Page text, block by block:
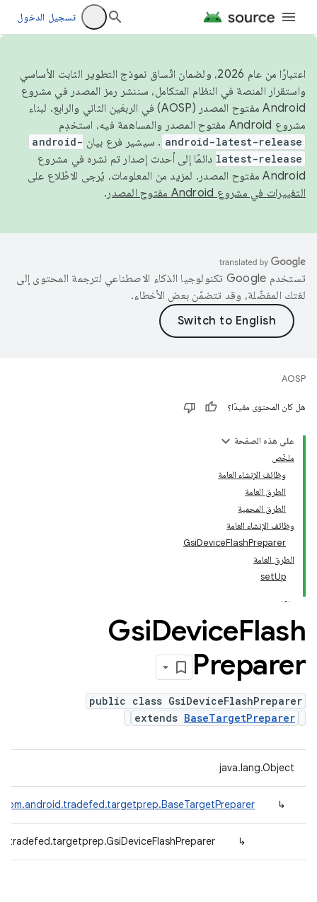
تسجيل الدخول
اعتبارًا من عام 2026، ولضمان اتّساق نموذج التطوير الثابت الأساسي
واستقرار المنصة في النظام المتكامل، سننشر رمز المصدر في مشروع
Android مفتوح المصدر (AOSP) في الربعَين الثاني والرابع. لبناء
مشروع Android مفتوح المصدر والمساهمة فيه، استخدِم
android-latest-release . سيشير فرع بيان android-
latest-release دائمًا إلى أحدث إصدار تم نشره في مشروع
Android مفتوح المصدر. لمزيد من المعلومات، يُرجى الاطّلاع على
التغييرات في مشروع Android مفتوح المصدر
.
تستخدم Google تكنولوجيا الذكاء الاصطناعي لترجمة المحتوى إلى
لغتك المفضّلة، وقد تتضمّن بعض الأخطاء.
AOSP
هل كان المحتوى مفيدًا؟
على هذه الصفحة
ملخّص
وظائف الإنشاء العامة
الطرق العامة
الطرق المحمية
وظائف الإنشاء العامة
GsiDeviceFlashPreparer
الطرق العامة
setUp
GsiDeviceFlash
Preparer
public class GsiDeviceFlashPreparer
extends BaseTargetPreparer
java.lang.Object
↳
com.android.tradefed.targetprep.BaseTargetPreparer
↳